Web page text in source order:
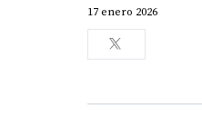
17 enero 2026